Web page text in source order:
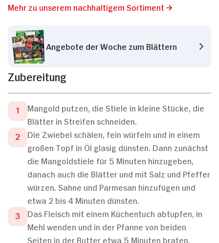
Mehr zu unserem nachhaltigem Sortiment
Angebote der Woche zum Blättern
Zubereitung
Mangold putzen, die Stiele in kleine Stücke, die
Blätter in Streifen schneiden.
Die Zwiebel schälen, fein würfeln und in einem
großen Topf in Öl glasig dünsten. Dann zunächst
die Mangoldstiele für 5 Minuten hinzugeben,
danach auch die Blätter und mit Salz und Pfeffer
würzen. Sahne und Parmesan hinzufügen und
etwa 2 bis 4 Minuten dünsten.
Das Fleisch mit einem Küchentuch abtupfen, in
Mehl wenden und in der Pfanne von beiden
Seiten in der Butter etwa 5 Minuten braten.